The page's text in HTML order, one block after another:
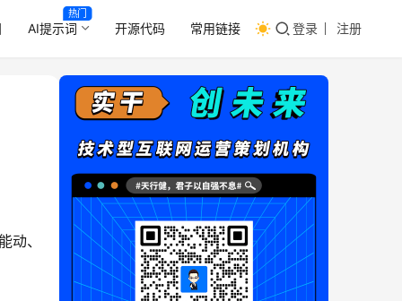
AI提示词
热门
开源代码 常用链接 登录 注册
动、